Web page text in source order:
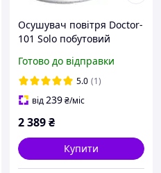
Осушувач повітря Doctor-
101 Solo побутовий
вологопоглинач для
невеликих приміщень з
об'ємом бака 900мл
Готово до відправки
5.0 (1)
від239₴/міс
2 389₴
Купити